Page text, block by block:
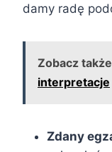
damy radę
Zobacz
interpretacje
Zdany